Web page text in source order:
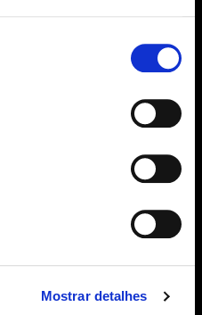
Mostrar detalhes